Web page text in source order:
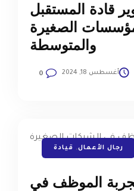
قادة المستقبل
الصغيرة
والمتوسطة
أغسطس 18, 2024 0
رجال الأعمال, قيادة
الموظف في